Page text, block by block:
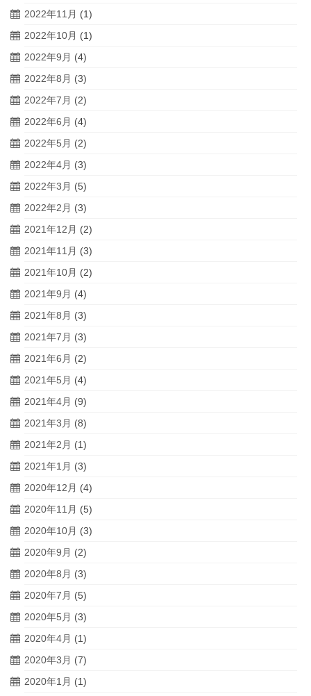
2022年11月 (1)
2022年10月 (1)
2022年9月 (4)
2022年8月 (3)
2022年7月 (2)
2022年6月 (4)
2022年5月 (2)
2022年4月 (3)
2022年3月 (5)
2022年2月 (3)
2021年12月 (2)
2021年11月 (3)
2021年10月 (2)
2021年9月 (4)
2021年8月 (3)
2021年7月 (3)
2021年6月 (2)
2021年5月 (4)
2021年4月 (9)
2021年3月 (8)
2021年2月 (1)
2021年1月 (3)
2020年12月 (4)
2020年11月 (5)
2020年10月 (3)
2020年9月 (2)
2020年8月 (3)
2020年7月 (5)
2020年5月 (3)
2020年4月 (1)
2020年3月 (7)
2020年1月 (1)